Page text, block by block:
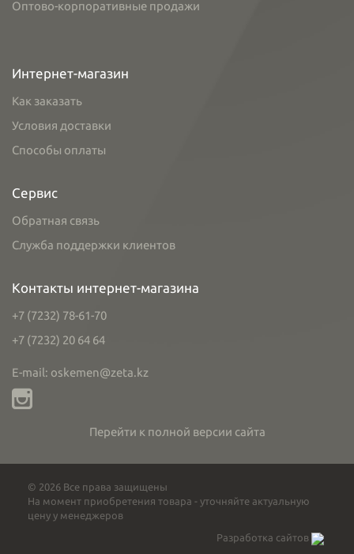
Оптово-корпоративные продажи
Интернет-магазин
Как заказать
Условия доставки
Способы оплаты
Сервис
Обратная связь
Служба поддержки клиентов
Контакты интернет-магазина
+7 (7232) 78-61-70
+7 (7232) 20 64 64
E-mail: oskemen@zeta.kz
Перейти к полной версии сайта
© 2026 Все права защищены
На момент приобретения товара - уточняйте актуальную
цену у менеджеров
Разработка сайтов